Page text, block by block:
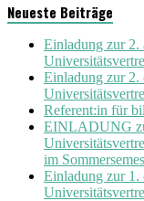
Neueste Beiträge
Einladung zur 2.
Einladung zur 2.
Referent:in für
EINLADUNG
im
Einladung zur 1.